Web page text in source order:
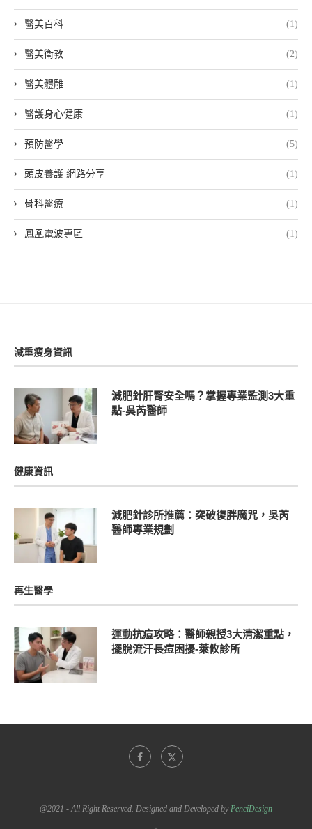
醫美百科 (1)
醫美衛教 (2)
醫美體雕 (1)
醫護身心健康 (1)
預防醫學 (5)
頭皮養護 網路分享 (1)
骨科醫療 (1)
鳳凰電波專區 (1)
減重瘦身資訊
減肥針肝腎安全嗎？掌握專業監測3大重
點-吳芮醫師
健康資訊
減肥針診所推薦：突破復胖魔咒，吳芮
醫師專業規劃
再生醫學
運動抗痘攻略：醫師親授3大清潔重點，
擺脫流汗長痘困擾-萊攸診所
@2021 - All Right Reserved. Designed and Developed byPenciDesign